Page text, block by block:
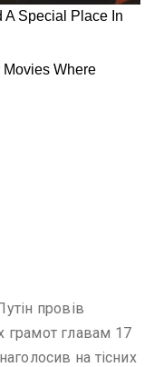
провів
грамот главам 17
на тісних